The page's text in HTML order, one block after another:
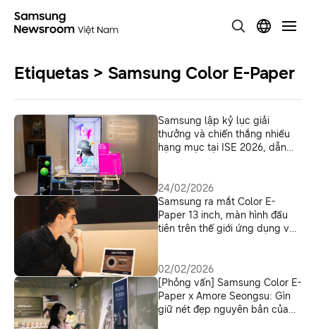
Etiquetas > Samsung Color E-Paper
Samsung lập kỷ lục giải
thưởng và chiến thắng nhiều
hạng mục tại ISE 2026, dẫn
24/02/2026
Samsung ra mắt Color E-
Paper 13 inch, màn hình đầu
tiên trên thế giới ứng dụng vật
02/02/2026
[Phỏng vấn] Samsung Color E-
Paper x Amore Seongsu: Gìn
giữ nét đẹp nguyên bản của